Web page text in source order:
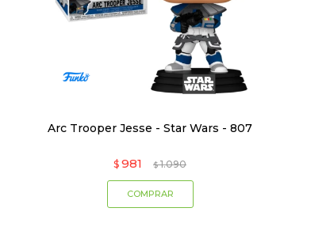
Arc Trooper Jesse - Star Wars - 807
$ 981 $ 1.090